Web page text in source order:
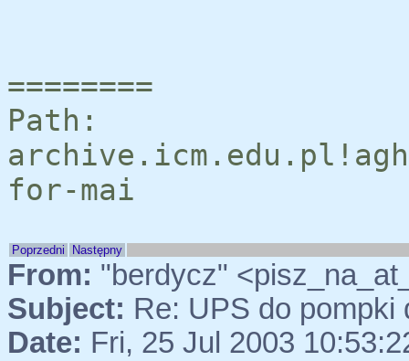
========
for-mai
Poprzedni Następny
From: "berdycz"
Subject: Re: UPS do pompki
Date: Fri, 25 Jul 2003